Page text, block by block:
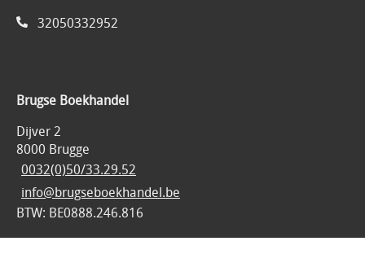
32050332952
Brugse Boekhandel
Dijver 2
8000 Brugge
0032(0)50/33.29.52
info@brugseboekhandel.be
BTW: BE0888.246.816